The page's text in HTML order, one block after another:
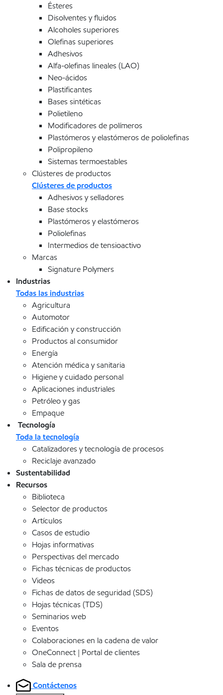
Ésteres
Disolventes y fluidos
Alcoholes superiores
Olefinas superiores
Adhesivos
Alfa-olefinas lineales (LAO)
Neo-ácidos
Plastificantes
Bases sintéticas
Polietileno
Modificadores de polímeros
Plastómeros y elastómeros de poliolefinas
Polipropileno
Sistemas termoestables
Clústeres de productos
Clústeres de productos
Adhesivos y selladores
Base stocks
Plastómeros y elastómeros
Poliolefinas
Intermedios de tensioactivo
Marcas
Signature Polymers
Industrias
Todas las industrias
Agricultura
Automotor
Edificación y construcción
Productos al consumidor
Energía
Atención médica y sanitaria
Higiene y cuidado personal
Aplicaciones industriales
Petróleo y gas
Empaque
Tecnología
Toda la tecnología
Catalizadores y tecnología de procesos
Reciclaje avanzado
Sustentabilidad
Recursos
Biblioteca
Selector de productos
Artículos
Casos de estudio
Hojas informativas
Perspectivas del mercado
Fichas técnicas de productos
Videos
Fichas de datos de seguridad (SDS)
Hojas técnicas (TDS)
Seminarios web
Eventos
Colaboraciones en la cadena de valor
OneConnect | Portal de clientes
Sala de prensa
Contáctenos